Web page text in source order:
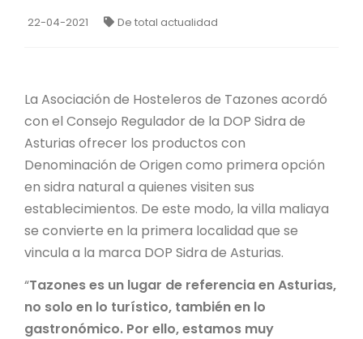
22-04-2021 De total actualidad
La Asociación de Hosteleros de Tazones acordó
con el Consejo Regulador de la DOP Sidra de
Asturias ofrecer los productos con
Denominación de Origen como primera opción
en sidra natural a quienes visiten sus
establecimientos. De este modo, la villa maliaya
se convierte en la primera localidad que se
vincula a la marca DOP Sidra de Asturias.
“Tazones es un lugar de referencia en Asturias,
no solo en lo turístico, también en lo
gastronómico. Por ello, estamos muy